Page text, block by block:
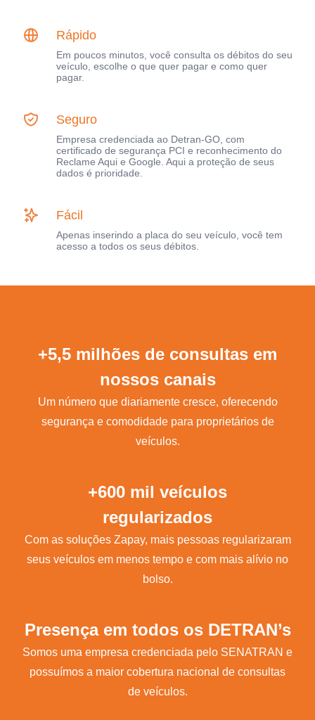
Rápido
Em poucos minutos, você consulta os débitos do seu
veículo, escolhe o que quer pagar e como quer
pagar.
Seguro
Empresa credenciada ao Detran-GO, com
certificado de segurança PCI e reconhecimento do
Reclame Aqui e Google. Aqui a proteção de seus
dados é prioridade.
Fácil
Apenas inserindo a placa do seu veículo, você tem
acesso a todos os seus débitos.
+5,5 milhões de consultas em
nossos canais
Um número que diariamente cresce, oferecendo
segurança e comodidade para proprietários de
veículos.
+600 mil veículos
regularizados
Com as soluções Zapay, mais pessoas regularizaram
seus veículos em menos tempo e com mais alívio no
bolso.
Presença em todos os DETRAN’s
Somos uma empresa credenciada pelo SENATRAN e
possuímos a maior cobertura nacional de consultas
de veículos.